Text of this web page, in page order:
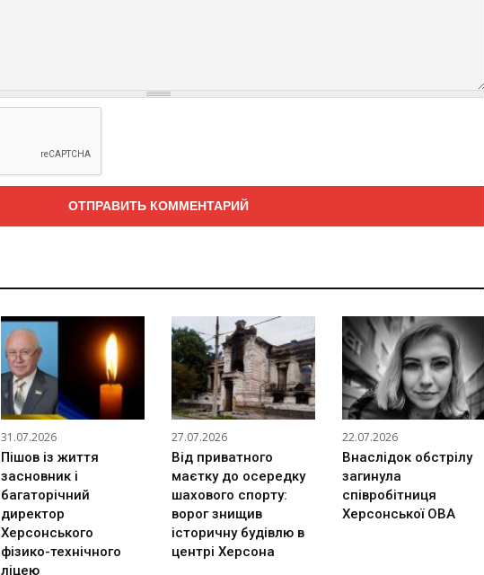
31.07.2026
Пішов із життя
засновник і
багаторічний
директор
Херсонського
фізико-технічного
ліцею
27.07.2026
Від приватного
маєтку до осередку
шахового спорту:
ворог знищив
історичну будівлю в
центрі Херсона
22.07.2026
Внаслідок обстрілу
загинула
співробітниця
Херсонської ОВА